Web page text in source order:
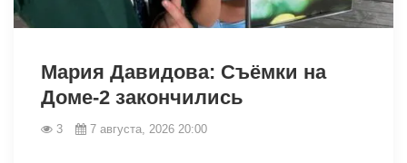
Мария Давидова: Съёмки на
Доме-2 закончились
3 7 августа, 2026 20:00